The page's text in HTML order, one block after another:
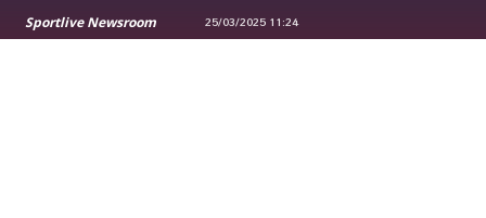
Sportlive Newsroom 25/03/2025 11:24